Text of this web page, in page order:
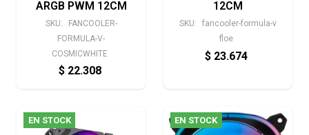
ARGB PWM 12CM
SKU:
FANCOOLER-
FORMULA-V-
COSMICWHITE
$ 22.308
12CM
SKU:
fancooler-formula-v
floe
$ 23.674
EN STOCK EN STOCK